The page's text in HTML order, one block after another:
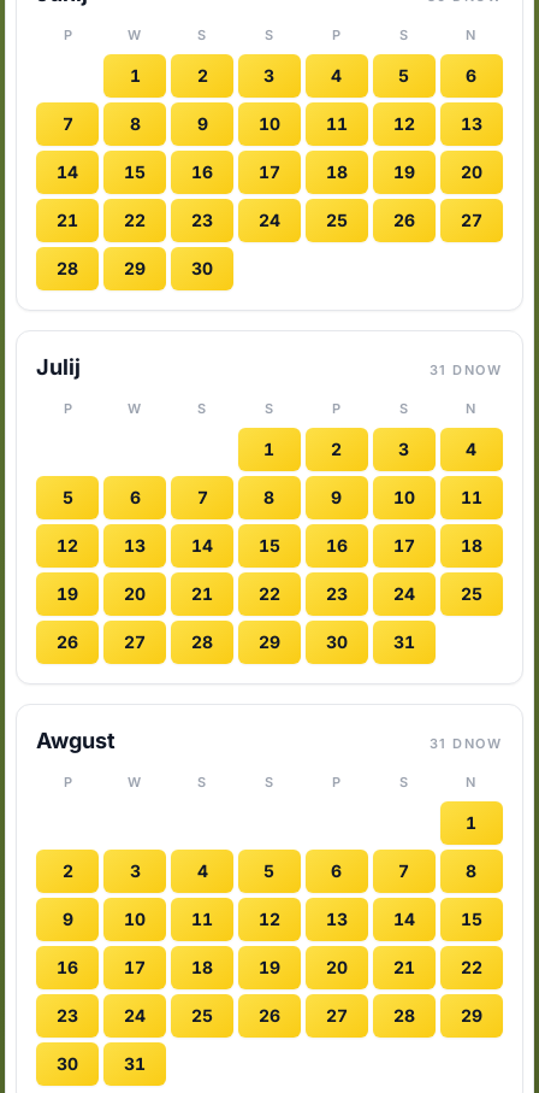
P W S S P S N
1 2 3 4 5 6
7 8 9 10 11 12 13
14 15 16 17 18 19 20
21 22 23 24 25 26 27
28 29 30
Julij 31 DNOW
P W S S P S N
1 2 3 4
5 6 7 8 9 10 11
12 13 14 15 16 17 18
19 20 21 22 23 24 25
26 27 28 29 30 31
Awgust 31 DNOW
P W S S P S N
1
2 3 4 5 6 7 8
9 10 11 12 13 14 15
16 17 18 19 20 21 22
23 24 25 26 27 28 29
30 31